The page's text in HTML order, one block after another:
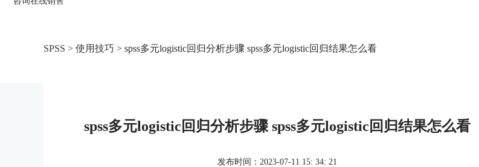
SPSS > 使用技巧 > spss多元logistic回归分析步骤 spss多元logistic回归结果怎么看
spss多元logistic回归分析步骤 spss多元logistic回归结果怎么看
发布时间：2023-07-11 15: 34: 21